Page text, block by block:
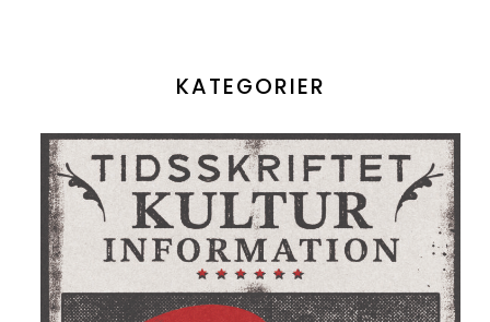
KATEGORIER